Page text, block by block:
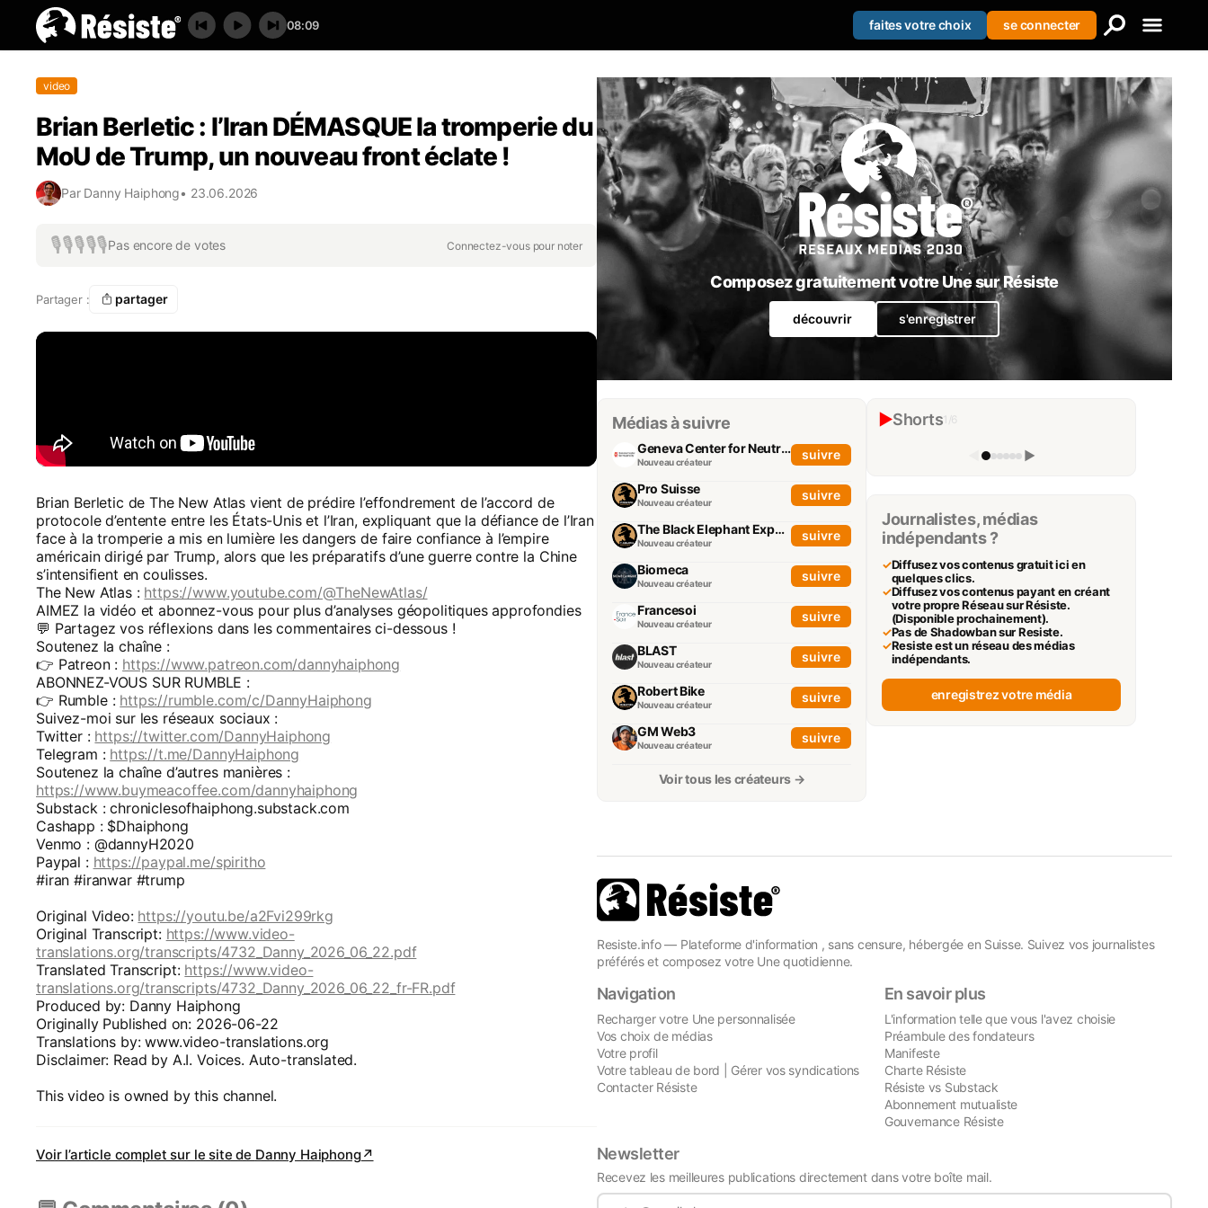
08:09 faites votre choix se connecter
Se connecter
S'enregistrer
video
Brian Berletic : l’Iran DÉMASQUE la tromperie du
MoU de Trump, un nouveau front éclate !
Par Danny Haiphong• 23.06.2026
🎙️🎙️🎙️🎙️🎙️Pas encore de votes Connectez-vous pour noter
Partager : partager
Brian Berletic de The New Atlas vient de prédire l’effondrement de l’accord de
protocole d’entente entre les États-Unis et l’Iran, expliquant que la défiance de l’Iran
face à la tromperie a mis en lumière les dangers de faire confiance à l’empire
américain dirigé par Trump, alors que les préparatifs d’une guerre contre la Chine
s’intensifient en coulisses.
The New Atlas : https://www.youtube.com/@TheNewAtlas/
AIMEZ la vidéo et abonnez-vous pour plus d’analyses géopolitiques approfondies
💬 Partagez vos réflexions dans les commentaires ci-dessous !
Soutenez la chaîne :
👉 Patreon : https://www.patreon.com/dannyhaiphong
ABONNEZ-VOUS SUR RUMBLE :
👉 Rumble : https://rumble.com/c/DannyHaiphong
Suivez-moi sur les réseaux sociaux :
Twitter : https://twitter.com/DannyHaiphong
Telegram : https://t.me/DannyHaiphong
Soutenez la chaîne d’autres manières :
https://www.buymeacoffee.com/dannyhaiphong
Substack : chroniclesofhaiphong.substack.com
Cashapp : $Dhaiphong
Venmo : @dannyH2020
Paypal : https://paypal.me/spiritho
#iran #iranwar #trump
Original Video: https://youtu.be/a2Fvi299rkg
Original Transcript: https://www.video-
translations.org/transcripts/4732_Danny_2026_06_22.pdf
Translated Transcript: https://www.video-
translations.org/transcripts/4732_Danny_2026_06_22_fr-FR.pdf
Produced by: Danny Haiphong
Originally Published on: 2026-06-22
Translations by: www.video-translations.org
Disclaimer: Read by A.I. Voices. Auto-translated.
This video is owned by this channel.
Voir l’article complet sur le site de Danny Haiphong↗
Composez gratuitement votre Une sur Résiste
découvrir s'enregistrer
Médias à suivre
Geneva Center for Neutrality
Nouveau créateur
suivre
Pro Suisse
Nouveau créateur
suivre
The Black Elephant Experience
Nouveau créateur
suivre
Biomeca
Nouveau créateur
suivre
Francesoi
Nouveau créateur
suivre
BLAST
Nouveau créateur
suivre
Robert Bike
Nouveau créateur
suivre
GM Web3
Nouveau créateur
suivre
Voir tous les créateurs →
▶Shorts 1 /6
L'impertinent
▶
Journalistes, médias
indépendants ?
✓Diffusez vos contenus gratuit ici en
quelques clics.
✓Diffusez vos contenus payant en créant
votre propre Réseau sur Résiste.
(Disponible prochainement).
✓Pas de Shadowban sur Resiste.
✓Resiste est un réseau des médias
indépendants.
enregistrez votre média
Resiste.info — Plateforme d'information , sans censure, hébergée en Suisse. Suivez vos journalistes
préférés et composez votre Une quotidienne.
Navigation
Recharger votre Une personnalisée
Vos choix de médias
Votre profil
Votre tableau de bord | Gérer vos syndications
Contacter Résiste
En savoir plus
L'information telle que vous l'avez choisie
Préambule des fondateurs
Manifeste
Charte Résiste
Résiste vs Substack
Abonnement mutualiste
Gouvernance Résiste
Newsletter
Recevez les meilleures publications directement dans votre boîte mail.